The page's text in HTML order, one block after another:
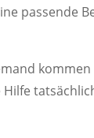
passende